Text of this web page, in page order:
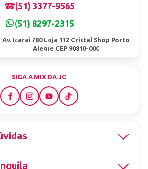
☎(51) 3377-9565
(51) 8297-2315
Av. Icarai 780 Loja 112 Cristal Shop Porto
Alegre CEP 90810-000
SIGA A MIX DA JO